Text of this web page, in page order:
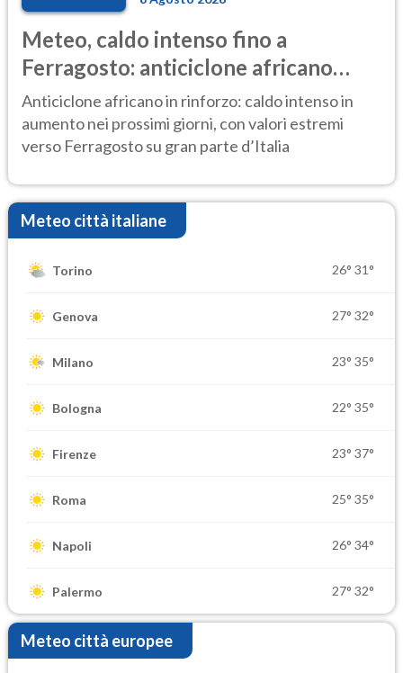
Meteo, caldo intenso fino a
Ferragosto: anticiclone africano
ancora protagonista
Anticiclone africano in rinforzo: caldo intenso in
aumento nei prossimi giorni, con valori estremi
verso Ferragosto su gran parte d’Italia
Meteo città italiane
Torino 26° 31°
Genova 27° 32°
Milano 23° 35°
Bologna 22° 35°
Firenze 23° 37°
Roma 25° 35°
Napoli 26° 34°
Palermo 27° 32°
Meteo città europee